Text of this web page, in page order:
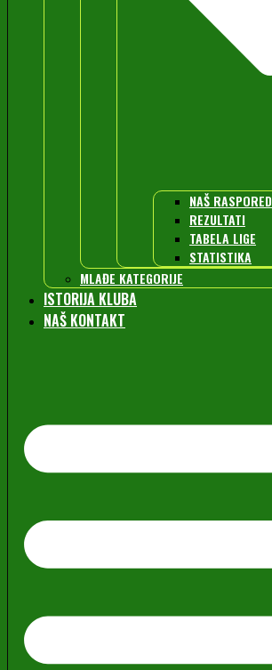
NAŠ RASPORED
REZULTATI
TABELA LIGE
STATISTIKA
MLAĐE KATEGORIJE
ISTORIJA KLUBA
NAŠ KONTAKT